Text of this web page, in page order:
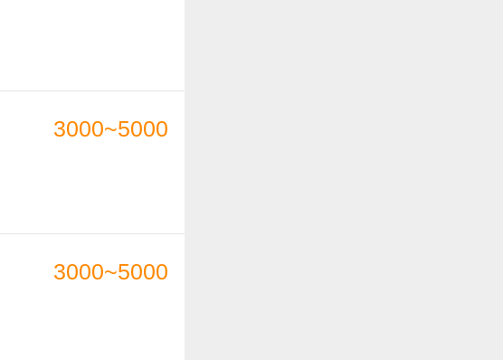
3000~5000
3000~5000